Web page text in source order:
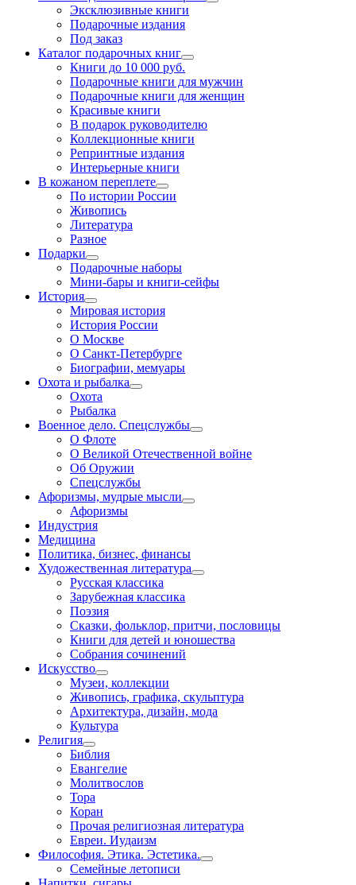
Эксклюзивные книги
Подарочные издания
Под заказ
Каталог подарочных книг
Книги до 10 000 руб.
Подарочные книги для мужчин
Подарочные книги для женщин
Красивые книги
В подарок руководителю
Коллекционные книги
Репринтные издания
Интерьерные книги
В кожаном переплете
По истории России
Живопись
Литература
Разное
Подарки
Подарочные наборы
Мини-бары и книги-сейфы
История
Мировая история
История России
О Москве
О Санкт-Петербурге
Биографии, мемуары
Охота и рыбалка
Охота
Рыбалка
Военное дело. Спецслужбы
О Флоте
О Великой Отечественной войне
Об Оружии
Спецслужбы
Афоризмы, мудрые мысли
Афоризмы
Индустрия
Медицина
Политика, бизнес, финансы
Художественная литература
Русская классика
Зарубежная классика
Поэзия
Сказки, фольклор, притчи, пословицы
Книги для детей и юношества
Собрания сочинений
Искусство
Музеи, коллекции
Живопись, графика, скульптура
Архитектура, дизайн, мода
Культура
Религия
Библия
Евангелие
Молитвослов
Тора
Коран
Прочая религиозная литература
Евреи. Иудаизм
Философия. Этика. Эстетика.
Семейные летописи